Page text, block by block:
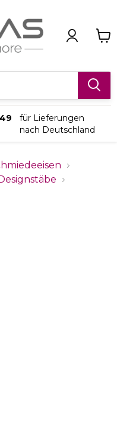
für Lieferungen
nach Deutschland